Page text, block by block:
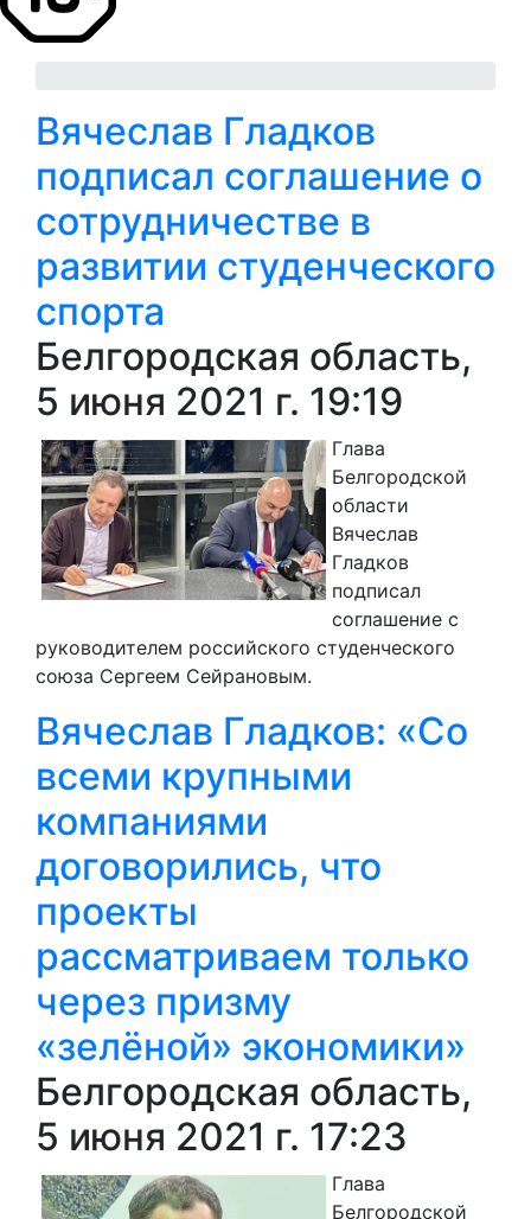
Вячеслав Гладков
подписал соглашение о
сотрудничестве в
развитии студенческого
спорта
Белгородская область,
5 июня 2021 г. 19:19
Глава
Белгородской
области
Вячеслав
Гладков
подписал
соглашение с
руководителем российского студенческого
союза Сергеем Сейрановым.
Вячеслав Гладков: «Со
всеми крупными
компаниями
договорились, что
проекты
рассматриваем только
через призму
«зелёной» экономики»
Белгородская область,
5 июня 2021 г. 17:23
Глава
Белгородской